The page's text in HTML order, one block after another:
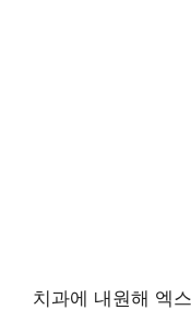
치과에 내원해 엑